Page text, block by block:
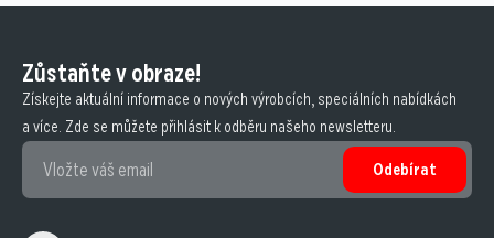
Zůstaňte v obraze!
Získejte aktuální informace o nových výrobcích, speciálních nabídkách
a více. Zde se můžete přihlásit k odběru našeho newsletteru.
Odebírat